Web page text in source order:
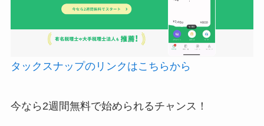
タックスナップのリンクはこちらから
今なら2週間無料で始められるチャンス！